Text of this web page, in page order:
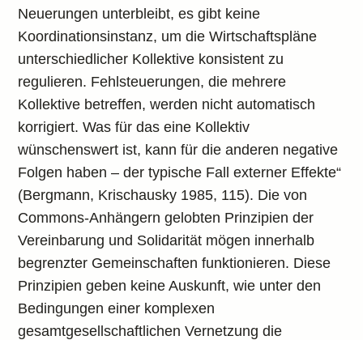
Neuerungen unterbleibt, es gibt keine
Koordinationsinstanz, um die Wirtschaftspläne
unterschiedlicher Kollektive konsistent zu
regulieren. Fehlsteuerungen, die mehrere
Kollektive betreffen, werden nicht automatisch
korrigiert. Was für das eine Kollektiv
wünschenswert ist, kann für die anderen negative
Folgen haben – der typische Fall externer Effekte“
(Bergmann, Krischausky 1985, 115). Die von
Commons-Anhängern gelobten Prinzipien der
Vereinbarung und Solidarität mögen innerhalb
begrenzter Gemeinschaften funktionieren. Diese
Prinzipien geben keine Auskunft, wie unter den
Bedingungen einer komplexen
gesamtgesellschaftlichen Vernetzung die